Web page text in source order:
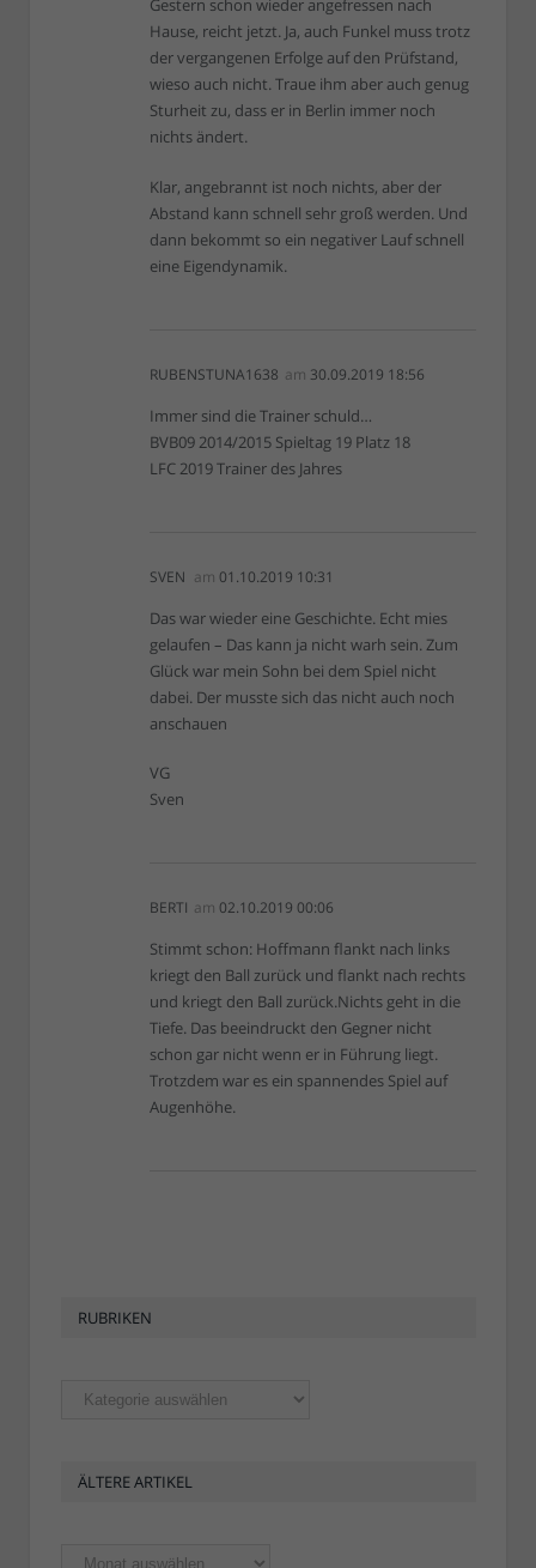
Gestern schon wieder angefressen nach
Hause, reicht jetzt. Ja, auch Funkel muss trotz
der vergangenen Erfolge auf den Prüfstand,
wieso auch nicht. Traue ihm aber auch genug
Sturheit zu, dass er in Berlin immer noch
nichts ändert.
Klar, angebrannt ist noch nichts, aber der
Abstand kann schnell sehr groß werden. Und
dann bekommt so ein negativer Lauf schnell
eine Eigendynamik.
RUBENSTUNA1638 am 30.09.2019 18:56
Immer sind die Trainer schuld…
BVB09 2014/2015 Spieltag 19 Platz 18
LFC 2019 Trainer des Jahres
SVEN am 01.10.2019 10:31
Das war wieder eine Geschichte. Echt mies
gelaufen – Das kann ja nicht warh sein. Zum
Glück war mein Sohn bei dem Spiel nicht
dabei. Der musste sich das nicht auch noch
anschauen
VG
Sven
BERTI am 02.10.2019 00:06
Stimmt schon: Hoffmann flankt nach links
kriegt den Ball zurück und flankt nach rechts
und kriegt den Ball zurück.Nichts geht in die
Tiefe. Das beeindruckt den Gegner nicht
schon gar nicht wenn er in Führung liegt.
Trotzdem war es ein spannendes Spiel auf
Augenhöhe.
RUBRIKEN
Rubriken
ÄLTERE ARTIKEL
Ältere